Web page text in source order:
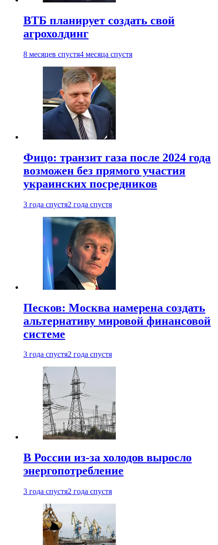
ВТБ планирует создать свой
агрохолдинг
8 месяцев спустя4 месяца спустя
Фицо: транзит газа после 2024 года
возможен без прямого участия
украинских посредников
3 года спустя2 года спустя
Песков: Москва намерена создать
альтернативу мировой финансовой
системе
3 года спустя2 года спустя
В России из-за холодов выросло
энергопотребление
3 года спустя2 года спустя